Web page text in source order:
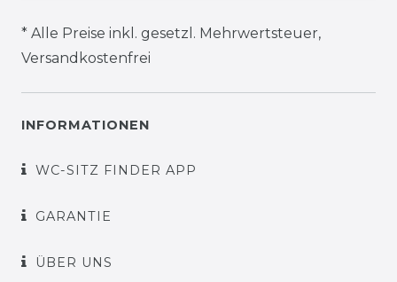
* Alle Preise inkl. gesetzl. Mehrwertsteuer,
Versandkostenfrei
INFORMATIONEN
WC-SITZ FINDER APP
GARANTIE
ÜBER UNS